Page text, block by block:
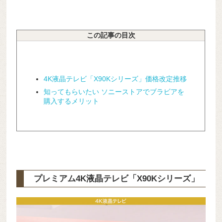
この記事の目次
4K液晶テレビ「X90Kシリーズ」価格改定推移
知ってもらいたい ソニーストアでブラビアを
購入するメリット
プレミアム4K液晶テレビ「X90Kシリーズ」